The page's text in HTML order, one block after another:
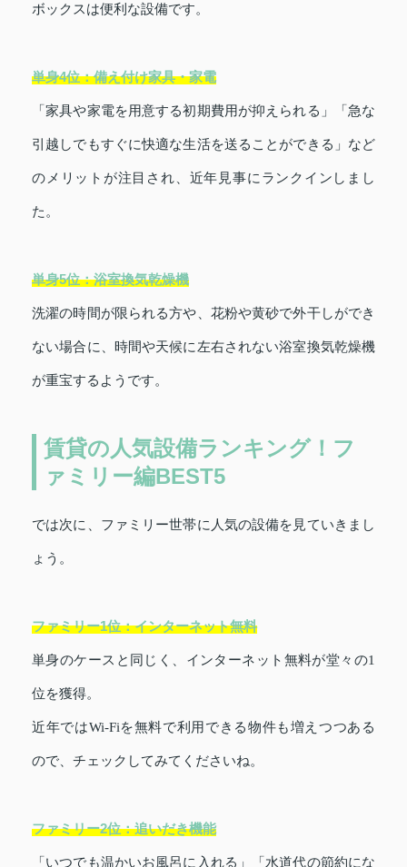
ボックスは便利な設備です。
単身4位：備え付け家具・家電
「家具や家電を用意する初期費用が抑えられる」「急な
引越しでもすぐに快適な生活を送ることができる」など
のメリットが注目され、近年見事にランクインしまし
た。
単身5位：浴室換気乾燥機
洗濯の時間が限られる方や、花粉や黄砂で外干しができ
ない場合に、時間や天候に左右されない浴室換気乾燥機
が重宝するようです。
賃貸の人気設備ランキング！フ
ァミリー編BEST5
では次に、ファミリー世帯に人気の設備を見ていきまし
ょう。
ファミリー1位：インターネット無料
単身のケースと同じく、インターネット無料が堂々の1
位を獲得。
近年ではWi-Fiを無料で利用できる物件も増えつつある
ので、チェックしてみてくださいね。
ファミリー2位：追いだき機能
「いつでも温かいお風呂に入れる」「水道代の節約にな